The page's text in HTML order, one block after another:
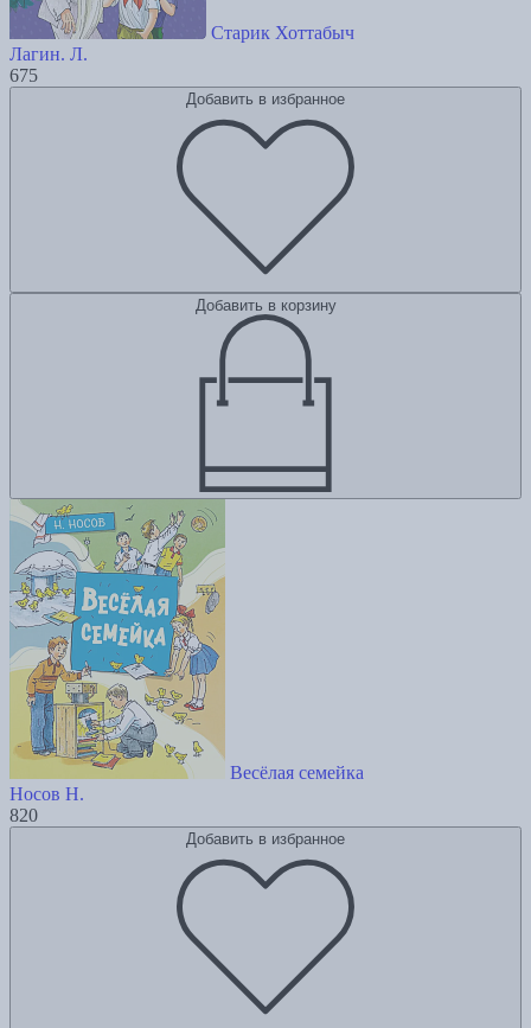
Старик Хоттабыч
Лагин. Л.
675
Добавить в избранное
Добавить в корзину
Весёлая семейка
Носов Н.
820
Добавить в избранное